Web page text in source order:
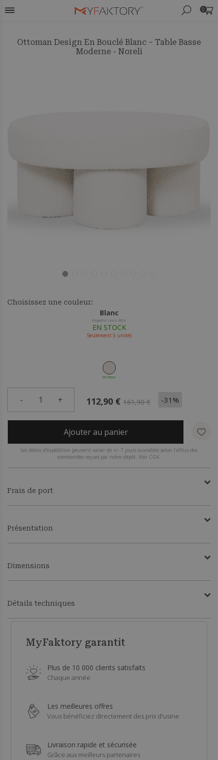
0
Ottoman Design En Bouclé Blanc – Table Basse
Moderne - Noreli
Choisissez une couleur:
Blanc
Expédié sous 48h
EN STOCK
Seulement 5 unités
EN STOCK
- 1 + 112,90 € 161,90 € -31%
Ajouter au panier
Les délais d'expédition peuvent varier de +/- 7 jours ouvrables selon l'afflux des
commandes reçues par notre dépôt. Voir CGV.
Frais de port
Présentation
Dimensions
Détails techniques
MyFaktory garantit
Plus de 10 000 clients satisfaits
Chaque année
Les meilleures offres
Vous bénéficiez directement des prix d'usine
Livraison rapide et sécurisée
Grâce aux meilleurs partenaires